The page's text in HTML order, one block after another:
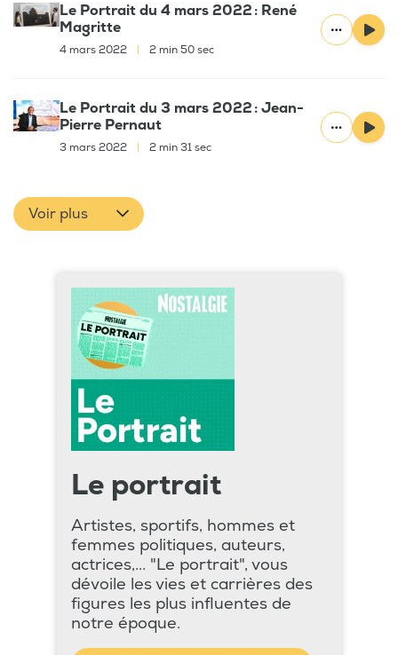
Le Portrait du 4 mars 2022 : René
Magritte
4 mars 2022 2 min 50 sec
Le Portrait du 3 mars 2022 : Jean-
Pierre Pernaut
3 mars 2022 2 min 31 sec
Voir plus
Le portrait
Artistes, sportifs, hommes et
femmes politiques, auteurs,
actrices,... "Le portrait", vous
dévoile les vies et carrières des
figures les plus influentes de
notre époque.